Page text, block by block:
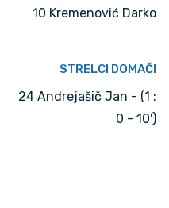
10 Kremenović Darko
STRELCI DOMAČI
24 Andrejašič Jan - (1 :
0 - 10')